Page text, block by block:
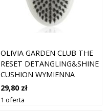
OLIVIA GARDEN CLUB THE
RESET DETANGLING&SHINE
CUSHION WYMIENNA
SZCZOTECZKA MINT 1 SZT.
29,80 zł
1 oferta